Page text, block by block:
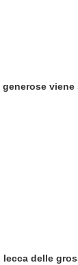
generose
delle